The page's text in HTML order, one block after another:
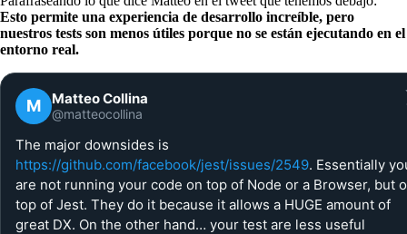
Esto permite una experiencia de desarrollo increíble, pero
nuestros tests son menos útiles porque no se están ejecutando en el
entorno real.
M Matteo Collina
@matteocollina
The major downsides is
https://github.com/facebook/jest/issues/2549. Essentially
are not running your code on top of Node or a Browser, but
top of Jest. They do it because it allows a HUGE amount of
great DX. On the other hand… your test are less useful